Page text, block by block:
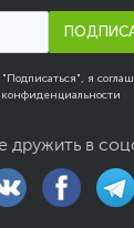
я
конфиденциальности
дружить в